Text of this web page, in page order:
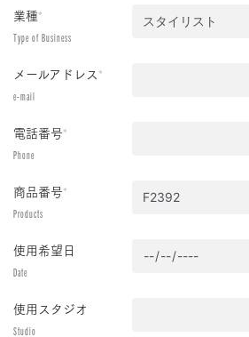
業種*
Type of Business
メールアドレス*
e-mail
電話番号*
Phone
商品番号*
Products
使用希望日
Date
使用スタジオ
Studio